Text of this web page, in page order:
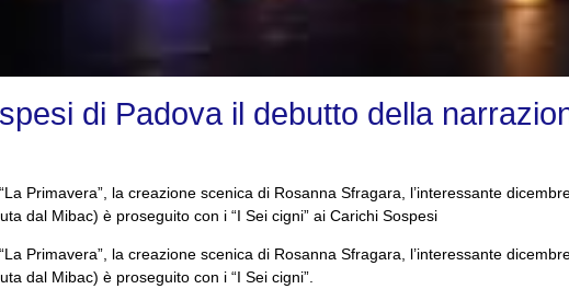
di Padova il debutto della
Primavera”, la creazione scenica di Rosanna Sfragara, l’interessante
dal Mibac) è proseguito con i “I Sei cigni” ai Carichi Sospesi
Primavera”, la creazione scenica di Rosanna Sfragara, l’interessante
dal Mibac) è proseguito con i “I Sei cigni”.